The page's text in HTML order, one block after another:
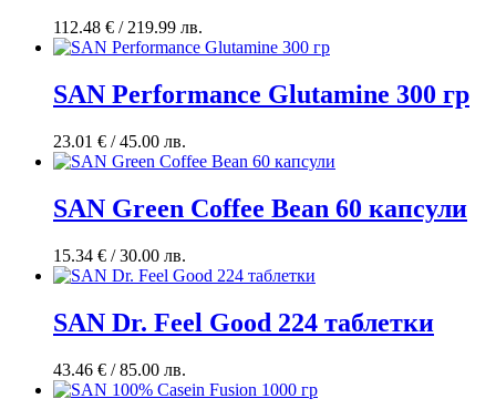
112.48 € / 219.99 лв.
SAN Performance Glutamine 300 гр
23.01 € / 45.00 лв.
SAN Green Coffee Bean 60 капсули
15.34 € / 30.00 лв.
SAN Dr. Feel Good 224 таблетки
43.46 € / 85.00 лв.